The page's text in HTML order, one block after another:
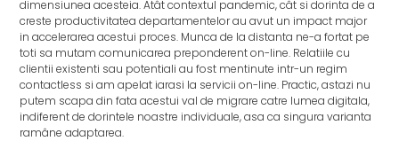
dimensiunea acesteia. Atât contextul pandemic, cât si dorinta de a
creste productivitatea departamentelor au avut un impact major
in accelerarea acestui proces. Munca de la distanta ne-a fortat pe
toti sa mutam comunicarea preponderent on-line. Relatiile cu
clientii existenti sau potentiali au fost mentinute intr-un regim
contactless si am apelat iarasi la servicii on-line. Practic, astazi nu
putem scapa din fata acestui val de migrare catre lumea digitala,
indiferent de dorintele noastre individuale, asa ca singura varianta
ramâne adaptarea.